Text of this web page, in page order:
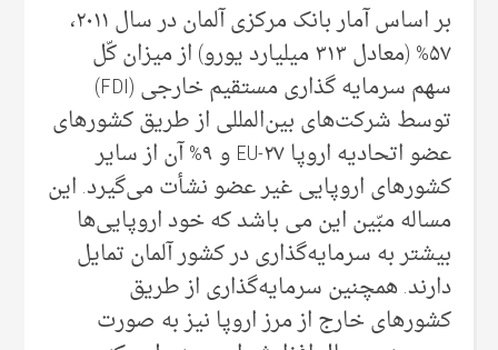
بر اساس آمار بانک مرکزی آلمان در سال ۲۰۱۱،
۵۷% (معادل ۳۱۳ میلیارد یورو) از میزان کّل
سهم سرمایه گذاری مستقیم خارجی‌ (FDI)
توسط شرکت‌های بین‌المللی از طریق کشورهای
عضو اتحادیه اروپا EU-۲۷ و ۹% آن از سایر
کشورهای ‌اروپایی غیر عضو نشأت می‌‌گیرد. این
مساله مبّین این می‌ باشد که خود اروپایی‌‌ها
بیشتر به سرمایه‌گذاری در کشور آلمان تمایل
دارند. همچنین سرمایه‌گذاری از طریق
کشورهای خارج از مرز اروپا نیز به صورت